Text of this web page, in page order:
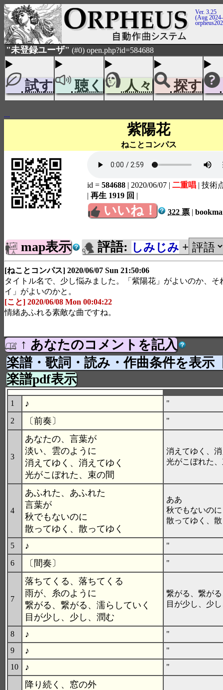
Ver. 3.25
(Aug
"未登録ユーザ" (#0) open.php?id=584688
試す 聴く 人々 探す
...
紫陽花
ねことコンパス
id = 584688 | 2020/06/07 | 二重唱 | 技術
| 再生 1919 回 |
いいね！ 322 票 |
map表示 評語: しみじみ +
[ねことコンパス] 2020/06/07 Sun 21:50:06
タイトル名で、少し悩みました。「紫陽花」がよいのか、そ
イ」がよいのかと。
[こと] 2020/06/08 Mon 00:04:22
情緒あふれる素敵な曲ですね。
↑ あなたのコメントを記入
楽譜・歌詞・読み・作曲条件を表示
楽譜pdf表示
1 ♪ "
2 〔前奏〕 "
3
あなたの、言葉が
淡い、雲のように
消えてゆく、消えてゆく
光がこぼれた、束の間
消えてゆく、
光がこぼれた
4
あふれた、あふれた
言葉が
秋でもないのに
散ってゆく、散ってゆく
ああ
秋でもないのに
散ってゆく、
5 ♪ "
6 〔間奏〕 "
7
落ちてくる、落ちてくる
雨が、糸のように
繋がる、繋がる、濡らしていく
目が少し、少し、潤む
繋がる、繋が
目が少し、少
8 ♪
"
9
♪
"
10
♪ "
降り続く、窓の外